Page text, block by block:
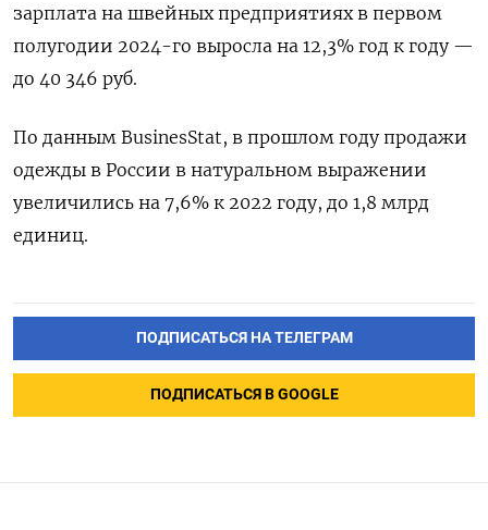
зарплата на швейных предприятиях в первом
полугодии 2024-го выросла на 12,3% год к году —
до 40 346 руб.
По данным BusinesStat, в прошлом году продажи
одежды в России в натуральном выражении
увеличились на 7,6% к 2022 году, до 1,8 млрд
единиц.
ПОДПИСАТЬСЯ НА ТЕЛЕГРАМ
ПОДПИСАТЬСЯ В GOOGLE